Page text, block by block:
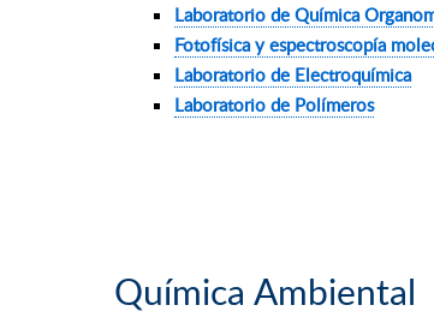
Laboratorio de Química
Fotofísica y espectroscopía
Laboratorio de Electroquímica
Laboratorio de Polímeros
Química Ambiental